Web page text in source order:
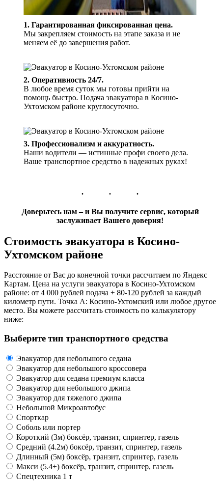
1. Гарантированная фиксированная цена.
Мы закрепляем стоимость на этапе заказа и не
меняем её до завершения работ.
2. Оперативность 24/7.
В любое время суток мы готовы прийти на
помощь быстро. Подача эвакуатора в Косино-
Ухтомском районе круглосуточно.
3. Профессионализм и аккуратность.
Наши водители — истинные профи своего дела.
Ваше транспортное средство в надежных руках!
Доверьтесь нам – и Вы получите сервис, который
заслуживает Вашего доверия!
Стоимость эвакуатора в Косино-
Ухтомском районе
Расстояние от Вас до конечной точки рассчитаем по Яндекс
Картам. Цена на услуги эвакуатора в Косино-Ухтомском
районе: от 4 000 рублей подача + 80-120 рублей за каждый
километр пути. Точка А: Косино-Ухтомский или любое другое
место. Вы можете рассчитать стоимость по калькулятору
ниже:
Выберите тип транспортного средства
Эвакуатор для небольшого седана
Эвакуатор для небольшого кроссовера
Эвакуатор для седана премиум класса
Эвакуатор для небольшого джипа
Эвакуатор для тяжелого джипа
Небольшой Микроавтобус
Спорткар
Соболь или портер
Короткий (3м) боксёр, транзит, спринтер, газель
Средний (4.2м) боксёр, транзит, спринтер, газель
Длинный (5м) боксёр, транзит, спринтер, газель
Макси (5.4+) боксёр, транзит, спринтер, газель
Спецтехника 1 т